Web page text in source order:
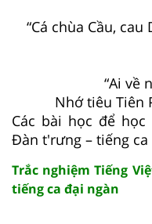
“Cá chùa Cầu,
“Ai về
Nhớ tiêu Tiên
Các bài học để
Đàn t'rưng – tiếng ca
Trắc nghiệm Tiếng
tiếng ca đại ngàn